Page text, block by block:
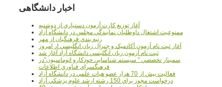
اخبار دانشگاهی
آغاز توزيع کارت آزمون دستياري از دوشنبه
ممنوعيت اشتغال داوطلبان نمايندگي مجلس در دانشگاه آزاد
رتبه بندي فرهنگيان از مهر
آغاز ثبت نام آزمون آکادميک و جنرال زبان انگليسي از امروز
ثبت نام آزمون زبان انگليسي دانشگاه آزاد آغاز شد
سمينار تخصصي " سيستم شناسايي خودکارو اتوماسيون"در
فرهنگسراي فناوري اطلاعات
فعاليت بيش از 70 هزار عضو هيات علمي در دانشگاه آزاد
درخواست مجوز براي 150 رشته ارشد علوم پزشکي آزاد